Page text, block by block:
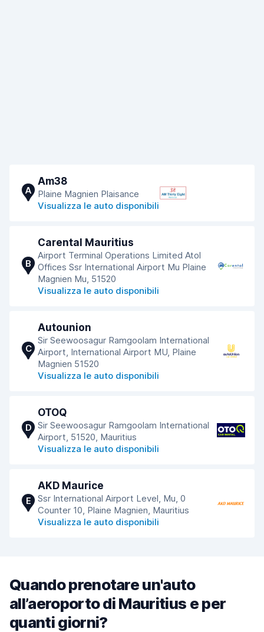
A
Am38
Plaine Magnien Plaisance
Visualizza le auto disponibili
B
Carental Mauritius
Airport Terminal Operations Limited Atol
Offices Ssr International Airport Mu Plaine
Magnien Mu, 51520
Visualizza le auto disponibili
C
Autounion
Sir Seewoosagur Ramgoolam International
Airport, International Airport MU, Plaine
Magnien 51520
Visualizza le auto disponibili
D
OTOQ
Sir Seewoosagur Ramgoolam International
Airport, 51520, Mauritius
Visualizza le auto disponibili
E
AKD Maurice
Ssr International Airport Level, Mu, 0
Counter 10, Plaine Magnien, Mauritius
Visualizza le auto disponibili
Quando prenotare un'auto
all’aeroporto di Mauritius e per
quanti giorni?